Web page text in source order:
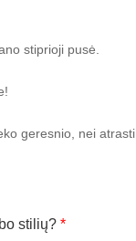
stiprioji pusė.
geresnio, nei
stilių?